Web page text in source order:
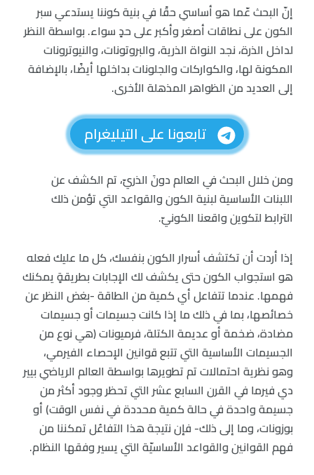
إنّ البحث عّما هو أساسي حقًا في بنية كوننا يستدعي سبر
الكون على نطاقات أصغر وأكبر على حدٍ سواء. بواسطة النظر
لداخل الذرة، نجد النواة الذرية، والبروتونات، والنيوترونات
المكونة لها، والكواركات والجلونات بداخلها أيضًا، بالإضافة
إلى العديد من الظواهر المذهلة الأخرى.
تابعونا على التيليغرام
ومن خلال البحث في العالم دونَ الذريّ، تم الكشف عن
اللبنات الأساسية لبنية الكون والقواعد التي تؤمن ذلك
الترابط لتكوين واقعنا الكونيّ.
إذا أردت أن تكتشف أسرار الكون بنفسك، كل ما عليك فعله
هو استجواب الكون حتى يكشف لك الإجابات بطريقةٍ يمكنك
فهمها. عندما تتفاعل أي كمية من الطاقة -بغض النظر عن
خصائصها، بما في ذلك ما إذا كانت جسيمات أو جسيمات
مضادة، ضخمة أو عديمة الكتلة، فرميونات (هي نوع من
الجسيمات الأساسية التي تتبع قوانين الإحصاء الفيرمي،
وهو نظرية احتمالات تم تطويرها بواسطة العالم الرياضي بيير
دي فيرما في القرن السابع عشر التي تحظر وجود أكثر من
جسيمة واحدة في حالة كمية محددة في نفس الوقت) أو
بوزونات، وما إلى ذلك- فإن نتيجة هذا التفاعُل تمكننا من
فهم القوانين والقواعد الأساسيّة التي يسير وفقها النظام.